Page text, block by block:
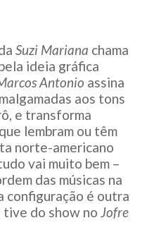
Suzi Mariana chama
ideia gráfica
Antonio assina
aos tons
e transforma
lembram ou têm
norte-americano
vai muito bem –
das músicas na
configuração é outra
tive do show noJofre